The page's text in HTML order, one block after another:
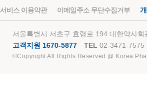
서비스 이용약관 이메일주소 무단수집거부
서울특별시 서초구 효령로 194 대한약사
고객지원 1670-5877
TEL 02-3471-7575
©Copyright All Rights Reserved @ Korea